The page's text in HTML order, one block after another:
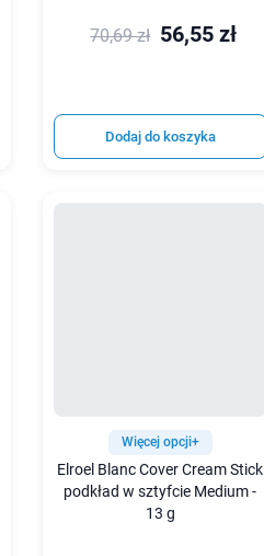
70,69 zł 56,55 zł
Dodaj do koszyka
Więcej opcji+
Elroel Blanc Cover Cream Stick
podkład w sztyfcie Medium -
13 g